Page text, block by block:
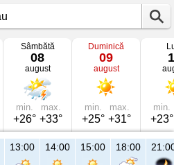
Sâmbătă
08
august
min.
+26°
max.
+33°
Duminică
09
august
min.
+25°
max.
+31°
min.
+23°
13:00 14:00 15:00 18:00